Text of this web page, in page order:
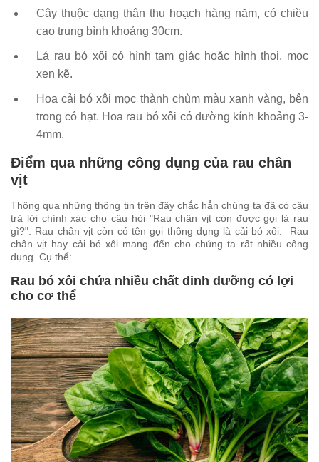
Cây thuộc dạng thân thu hoạch hàng năm, có chiều
cao trung bình khoảng 30cm.
Lá rau bó xôi có hình tam giác hoặc hình thoi, mọc
xen kẽ.
Hoa cải bó xôi mọc thành chùm màu xanh vàng, bên
trong có hạt. Hoa rau bó xôi có đường kính khoảng 3-
4mm.
Điểm qua những công dụng của rau chân
vịt
Thông qua những thông tin trên đây chắc hẳn chúng ta đã có câu
trả lời chính xác cho câu hỏi "Rau chân vịt còn được gọi là rau
gì?". Rau chân vịt còn có tên gọi thông dụng là cải bó xôi. Rau
chân vịt hay cải bó xôi mang đến cho chúng ta rất nhiều công
dụng. Cụ thể:
Rau bó xôi chứa nhiều chất dinh dưỡng có lợi
cho cơ thể